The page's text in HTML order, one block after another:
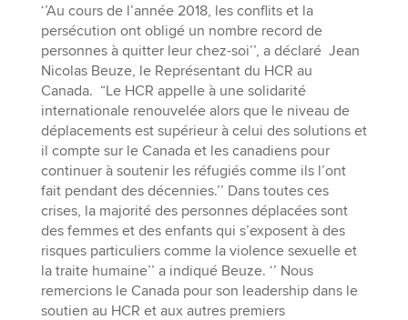
‘’Au cours de l’année 2018, les conflits et la
persécution ont obligé un nombre record de
personnes à quitter leur chez-soi’’, a déclaré Jean
Nicolas Beuze, le Représentant du HCR au
Canada. “Le HCR appelle à une solidarité
internationale renouvelée alors que le niveau de
déplacements est supérieur à celui des solutions et
il compte sur le Canada et les canadiens pour
continuer à soutenir les réfugiés comme ils l’ont
fait pendant des décennies.’’ Dans toutes ces
crises, la majorité des personnes déplacées sont
des femmes et des enfants qui s’exposent à des
risques particuliers comme la violence sexuelle et
la traite humaine’’ a indiqué Beuze. ‘’ Nous
remercions le Canada pour son leadership dans le
soutien au HCR et aux autres premiers